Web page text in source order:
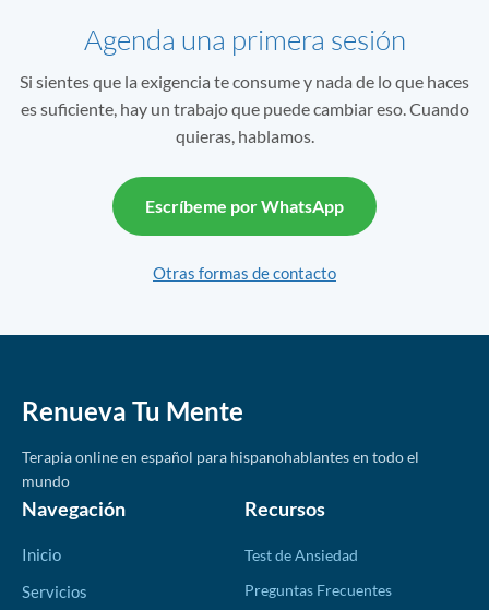
Agenda una primera sesión
Si sientes que la exigencia te consume y nada de lo que haces
es suficiente, hay un trabajo que puede cambiar eso. Cuando
quieras, hablamos.
Escríbeme por WhatsApp
Otras formas de contacto
Renueva Tu Mente
Terapia online en español para hispanohablantes en todo el
mundo
Navegación
Inicio
Servicios
Recursos
Test de Ansiedad
Preguntas Frecuentes